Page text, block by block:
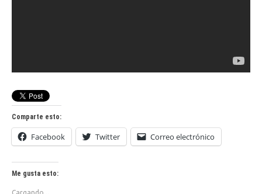
Comparte esto:
Facebook Twitter Correo electrónico
Me gusta esto: